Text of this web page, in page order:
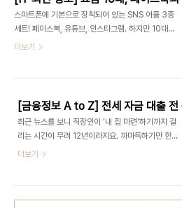
우리의 소중한 꿈에 날개를 달아줄 수 있을 것인지 최
근에 완화된 가입 조건 및 혜택에 대해 자세히 살펴보
겠습니다. 가입 조건이 완화됐다는데, 어떻게 달라졌
나요? 가입 조건이 완화됐다고요? 다시 희망이 생겼
이하의 청년을 대상으로 주택 구입에 필요한 자금을
스마트폰에 기본으로 장착되어 있는 SNS 어플 3종
세트! 페이스북, 유튜브, 인스타그램. 하지만 10대는
조금 다르대요. "이거 없으면 대화가 안 돼!" 전 세계
이 들지 않나요? 대체 10대들은 뭐가 그리 재미있어
서 이 어플에 열광하는지 같이 들여다봅시다! 대체 뭐
하는 어플이길래? 로고부터 핫한 기운이 뿜어져 나와
요~, 이미지 출처: Tik Tok Korea 공식 페이스북
(바로가기) 틱톡은 짧은 뮤직 영상으로 소통하는 '뮤
은 클립 뮤직비디오를 만들어 공유할 수 있어요. 음악
더보기
최근 뉴스를 보니 직장인이 '내 집 마련'하기까지 걸
리는 시간이 무려 12년이라지요. 까마득하기만 한데
요, '마이스위트홈'을 갖기 전까지는 남의 집 살이(전
더보기